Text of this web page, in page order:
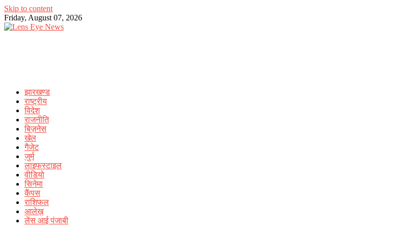
Skip to content
Friday, August 07, 2026
झारखण्ड
राष्ट्रीय
विदेश
राजनीति
बिज़नेस
खेल
गैजेट
जुर्म
लाइफस्टाइल
वीडियो
सिनेमा
कैंपस
राशिफल
आलेख़
लेंस आई पंजाबी